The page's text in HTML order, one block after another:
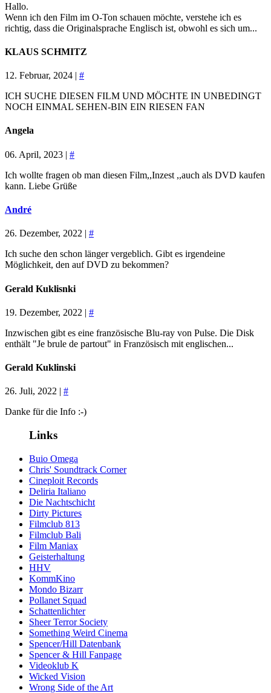
Hallo.
Wenn ich den Film im O-Ton schauen möchte, verstehe ich es
richtig, dass die Originalsprache Englisch ist, obwohl es sich um...
KLAUS SCHMITZ
12. Februar, 2024 | #
ICH SUCHE DIESEN FILM UND MÖCHTE IN UNBEDINGT
NOCH EINMAL SEHEN-BIN EIN RIESEN FAN
Angela
06. April, 2023 | #
Ich wollte fragen ob man diesen Film,,Inzest ,,auch als DVD kaufen
kann. Liebe Grüße
André
26. Dezember, 2022 | #
Ich suche den schon länger vergeblich. Gibt es irgendeine
Möglichkeit, den auf DVD zu bekommen?
Gerald Kuklisnki
19. Dezember, 2022 | #
Inzwischen gibt es eine französische Blu-ray von Pulse. Die Disk
enthält "Je brule de partout" in Französisch mit englischen...
Gerald Kuklinski
26. Juli, 2022 | #
Danke für die Info :-)
Links
Buio Omega
Chris' Soundtrack Corner
Cineploit Records
Deliria Italiano
Die Nachtschicht
Dirty Pictures
Filmclub 813
Filmclub Bali
Film Maniax
Geisterhaltung
HHV
KommKino
Mondo Bizarr
Pollanet Squad
Schattenlichter
Sheer Terror Society
Something Weird Cinema
Spencer/Hill Datenbank
Spencer & Hill Fanpage
Videoklub K
Wicked Vision
Wrong Side of the Art